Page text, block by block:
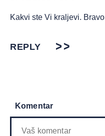
Kakvi ste Vi kraljevi. Bravo
REPLY
Komentar